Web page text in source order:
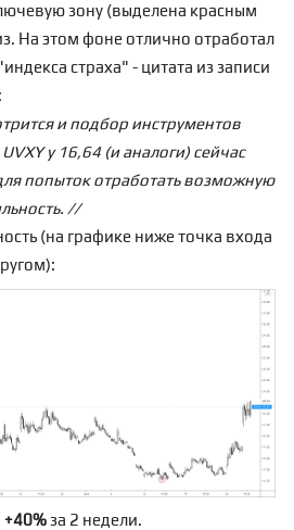
зону (выделена красным
На этом фоне отлично отработал
страха" - цитата из записи
и подбор инструментов
у 16,64 (и аналоги) сейчас
попыток отработать возможную
//
(на графике ниже точка входа
+40% за 2 недели.